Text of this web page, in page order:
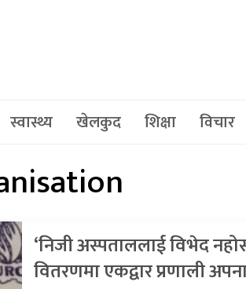
स्वास्थ्य खेलकुद शिक्षा विचार
‘निजी अस्पताललाई विभेद
वितरणमा एकद्वार प्रणाली